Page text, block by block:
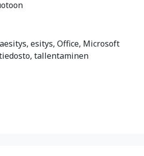
esitys, Office, Microsoft
tallentaminen